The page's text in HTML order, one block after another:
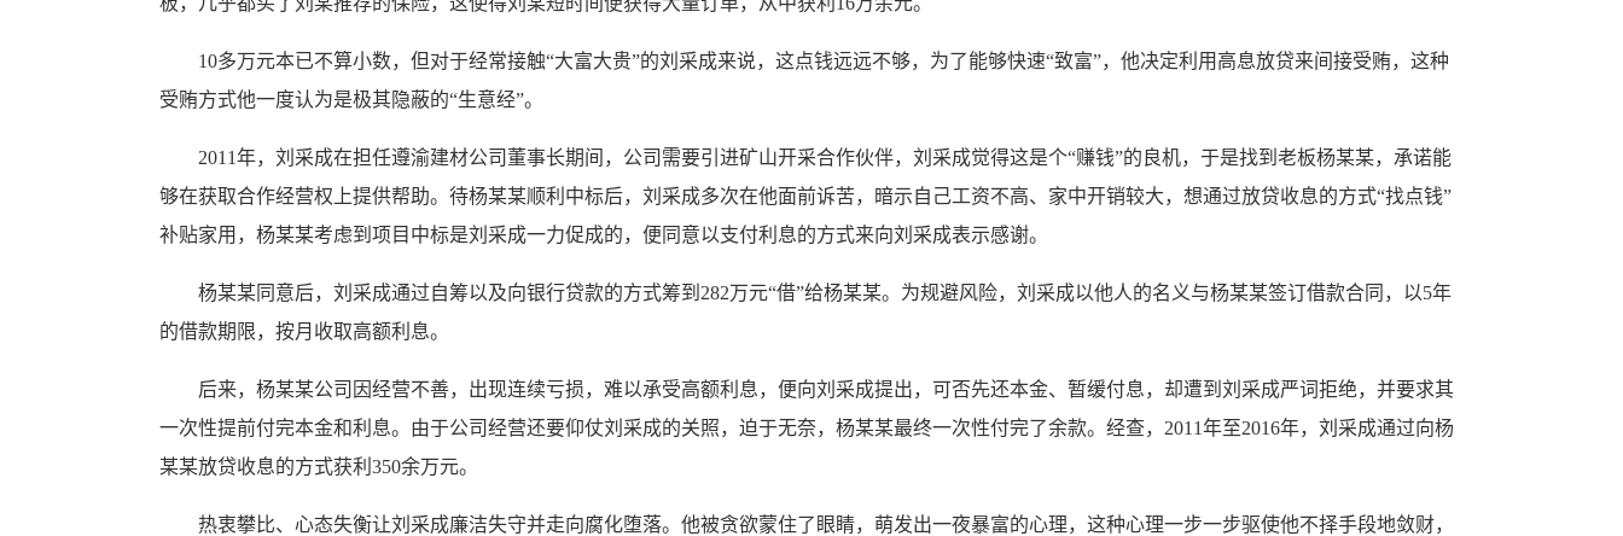
10多万元本已不算小数，但对于经常接触“大富大贵”的刘采成来说，这点钱远远不够，为了能够快速“致富”，他决定利用高息放贷来间接受贿，这种
受贿方式他一度认为是极其隐蔽的“生意经”。
2011年，刘采成在担任遵渝建材公司董事长期间，公司需要引进矿山开采合作伙伴，刘采成觉得这是个“赚钱”的良机，于是找到老板杨某某，承诺能
够在获取合作经营权上提供帮助。待杨某某顺利中标后，刘采成多次在他面前诉苦，暗示自己工资不高、家中开销较大，想通过放贷收息的方式“找点钱”
补贴家用，杨某某考虑到项目中标是刘采成一力促成的，便同意以支付利息的方式来向刘采成表示感谢。
杨某某同意后，刘采成通过自筹以及向银行贷款的方式筹到282万元“借”给杨某某。为规避风险，刘采成以他人的名义与杨某某签订借款合同，以5年
的借款期限，按月收取高额利息。
后来，杨某某公司因经营不善，出现连续亏损，难以承受高额利息，便向刘采成提出，可否先还本金、暂缓付息，却遭到刘采成严词拒绝，并要求其
一次性提前付完本金和利息。由于公司经营还要仰仗刘采成的关照，迫于无奈，杨某某最终一次性付完了余款。经查，2011年至2016年，刘采成通过向杨
某某放贷收息的方式获利350余万元。
热衷攀比、心态失衡让刘采成廉洁失守并走向腐化堕落。他被贪欲蒙住了眼睛，萌发出一夜暴富的心理，这种心理一步一步驱使他不择手段地敛财，